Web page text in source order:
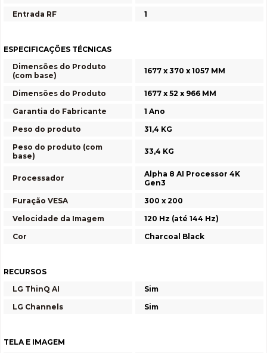
Entrada RF
1
ESPECIFICAÇÕES TÉCNICAS
Dimensões do Produto
(com base)
1677 x 370 x 1057 MM
Dimensões do Produto
1677 x 52 x 966 MM
Garantia do Fabricante
1 Ano
Peso do produto
31,4 KG
Peso do produto (com
base)
33,4 KG
Processador
Alpha 8 AI Processor 4K
Gen3
Furação VESA
300 x 200
Velocidade da Imagem
120 Hz (até 144 Hz)
Cor
Charcoal Black
RECURSOS
LG ThinQ AI
Sim
LG Channels
Sim
TELA E IMAGEM